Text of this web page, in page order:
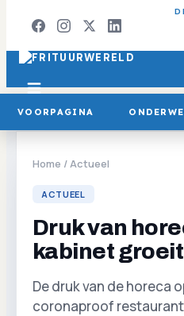
VOORPAGINA
Home /Actueel
ACTUEEL
Druk van
kabinet groeit
De druk van de horeca
coronaproof